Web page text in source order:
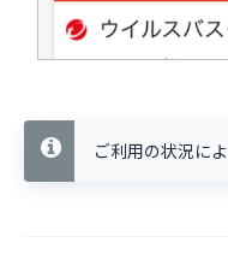
ご利用の状況に